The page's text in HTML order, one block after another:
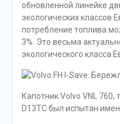
обновленной линейке
экологических классов
потребление топлива
3%. Это весьма
экологического класса
Капотник Volvo VNL
D13TC был испытан